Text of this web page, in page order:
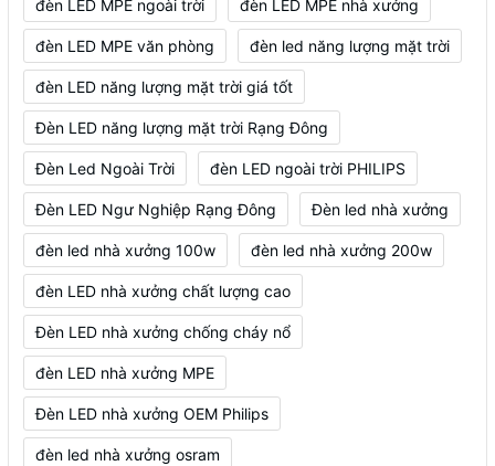
đèn LED MPE ngoài trời đèn LED MPE nhà xưởng
đèn LED MPE văn phòng đèn led năng lượng mặt trời
đèn LED năng lượng mặt trời giá tốt
Đèn LED năng lượng mặt trời Rạng Đông
Đèn Led Ngoài Trời đèn LED ngoài trời PHILIPS
Đèn LED Ngư Nghiệp Rạng Đông Đèn led nhà xưởng
đèn led nhà xưởng 100w đèn led nhà xưởng 200w
đèn LED nhà xưởng chất lượng cao
Đèn LED nhà xưởng chống cháy nổ
đèn LED nhà xưởng MPE
Đèn LED nhà xưởng OEM Philips
đèn led nhà xưởng osram